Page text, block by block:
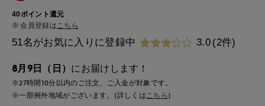
40ポイント還元
会員登録は こちら
51名がお気に入りに登録中 3.0 (2件)
8月9日（日） にお届けします！
※27時間10分以内のご注文、ご入金が対象です。
※一部例外地域がございます。(詳しくはこちら )